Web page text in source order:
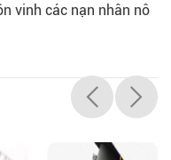
vinh các nạn nhân nô